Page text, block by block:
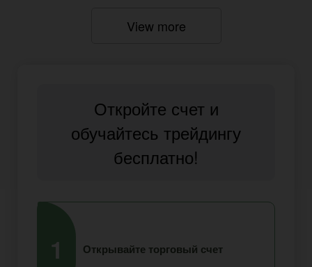
View more
Откройте счет и
обучайтесь трейдингу
бесплатно!
1 Открывайте торговый счет